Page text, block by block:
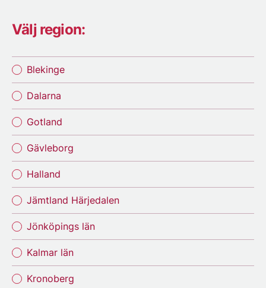
Välj region:
Blekinge
Dalarna
Gotland
Gävleborg
Halland
Jämtland Härjedalen
Jönköpings län
Kalmar län
Kronoberg